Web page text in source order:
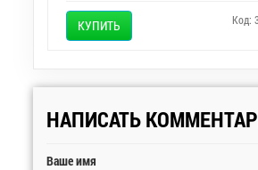
КУПИТЬ Код:
НАПИСАТЬ
Ваше имя